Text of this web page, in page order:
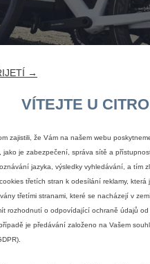
→
VÍTEJTE U
zajistili, že Vám na našem webu
jako je zabezpečení, správa sítě a
jazyka, výsledky vyhledávání, a tím
třetích stran k odesílání reklamy,
třetími stranami, které se nacházejí v
rozhodnutí o odpovídající ochraně údajů
je předávání založeno na Vašem